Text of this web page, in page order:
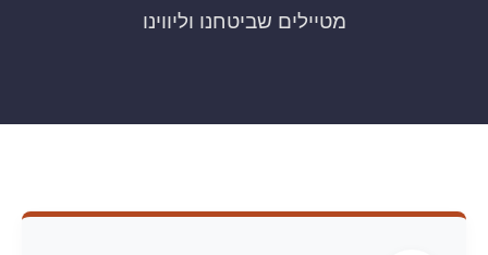
מטיילים שביטחנו וליווינו